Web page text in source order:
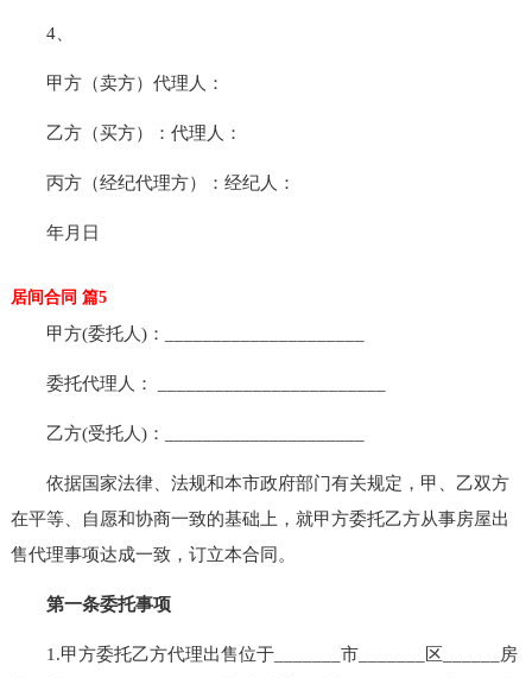
4、
甲方（卖方）代理人：
乙方（买方）：代理人：
丙方（经纪代理方）：经纪人：
年月日
居间合同 篇5
甲方(委托人)：_____________________
委托代理人： ________________________
乙方(受托人)：_____________________
依据国家法律、法规和本市政府部门有关规定，甲、乙双方
在平等、自愿和协商一致的基础上，就甲方委托乙方从事房屋出
售代理事项达成一致，订立本合同。
第一条委托事项
1.甲方委托乙方代理出售位于_______市_______区______房